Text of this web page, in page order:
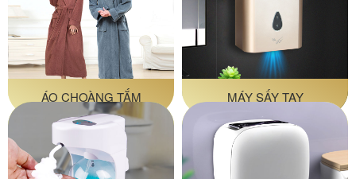
ÁO CHOÀNG TẮM MÁY SẤY TAY